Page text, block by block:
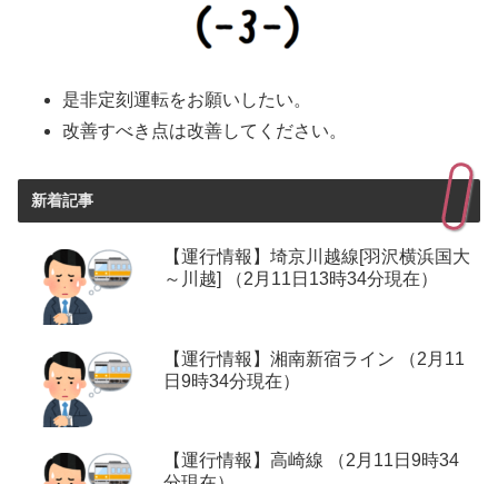
是非定刻運転をお願いしたい。
改善すべき点は改善してください。
新着記事
【運行情報】埼京川越線[羽沢横浜国大
～川越] （2月11日13時34分現在）
【運行情報】湘南新宿ライン （2月11
日9時34分現在）
【運行情報】高崎線 （2月11日9時34